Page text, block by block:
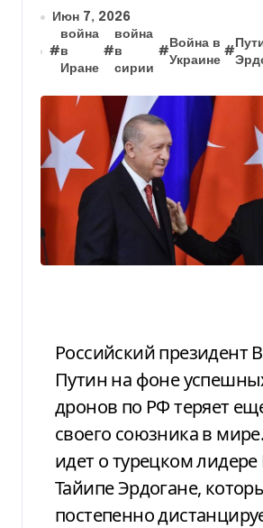
Июн 7, 2026
#
война
в
Иране
#
война
в
сирии
#
Война в
Украине
#
Российский президент Владимир
Путин на фоне
дронов по РФ теряет
своего союзника в
идет о турецком
Тайипе Эрдогане,
постепенно